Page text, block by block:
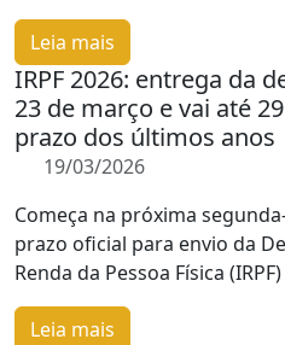
Leia mais
IRPF 2026: entrega da
23 de março e vai até
prazo dos últimos anos
19/03/2026
Começa na próxima
prazo oficial para envio da
Renda da Pessoa Física
Leia mais